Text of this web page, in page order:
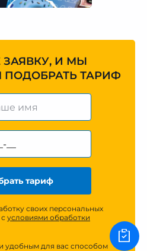
ЗАЯВКУ, И МЫ
ТАРИФ
тариф
своих персональных
условиями обработки
удобным для вас способом